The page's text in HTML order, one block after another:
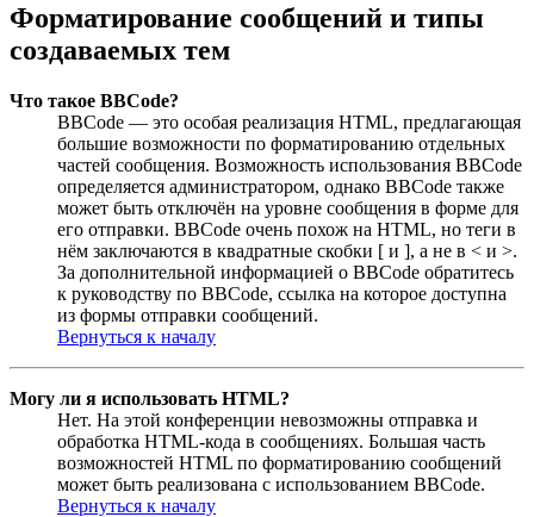
Форматирование сообщений и типы
создаваемых тем
Что такое BBCode?
BBCode — это особая реализация HTML, предлагающая
большие возможности по форматированию отдельных
частей сообщения. Возможность использования BBCode
определяется администратором, однако BBCode также
может быть отключён на уровне сообщения в форме для
его отправки. BBCode очень похож на HTML, но теги в
нём заключаются в квадратные скобки [ и ], а не в < и >.
За дополнительной информацией о BBCode обратитесь
к руководству по BBCode, ссылка на которое доступна
из формы отправки сообщений.
Вернуться к началу
Могу ли я использовать HTML?
Нет. На этой конференции невозможны отправка и
обработка HTML-кода в сообщениях. Большая часть
возможностей HTML по форматированию сообщений
может быть реализована с использованием BBCode.
Вернуться к началу